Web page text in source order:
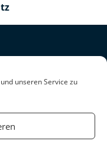
unseren Service zu